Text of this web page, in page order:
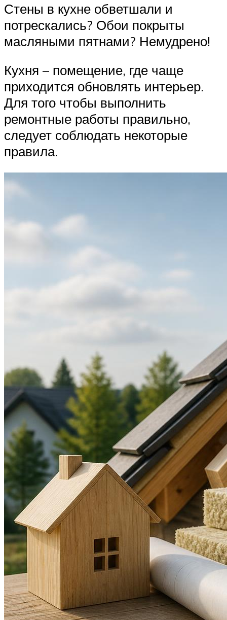
Стены в кухне обветшали и
потрескались? Обои покрыты
масляными пятнами? Немудрено!
Кухня – помещение, где чаще
приходится обновлять интерьер.
Для того чтобы выполнить
ремонтные работы правильно,
следует соблюдать некоторые
правила.